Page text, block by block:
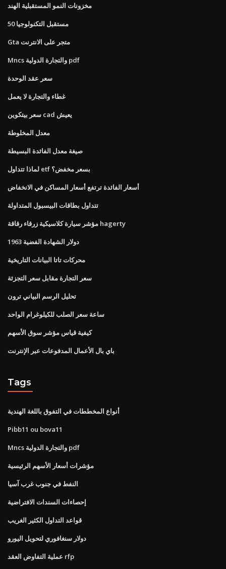
مخزونات النمو المستقبلية الهند
مستقبل التكنولوجيا 50
Gta متجر على الانترنت
Mncs والتجارة الدولية pdf
سعر عقد الوحدة
غطاء والتجارة لا يعمل
سعر بيتكوين cad يعيش
معدل المخلوطة
صيغة معدل الفائدة البسيطة
لماذا تتداول etf بسعر مخفض؟
أسعار الفائدة ترتفع أسعار المساكن في الانخفاض
تتداول بطاقات البيسبول المتداولة
مؤشر سيارة كلاسيكية زرقاء رقاقة hagerty
1963 دولار الشهادة الفضية
محركات تاتا البيانات التاريخية
سعر التجارة مقابل سعر التجزئة
تحليل الرسم البياني ترون
ساعة سعر الصلب للكيلوغرام الواحد
كيفية قياس مؤشر سوق الأسهم
باي بال الأعمال المدفوعات عبر الإنترنت
Tags
أنواع المخططات في التفوق باللغة الهندية
Pibb11 ou bova11
Mncs والتجارة الدولية pdf
مؤشرات أسعار الأسهم الرئيسية
النفط في جنوب غرب آسيا
إحصاءات السندات الافتراضية
قواعد التداول الكثير الغريب
دولار سنغافوري لتحويل اليورو
عملية التفاوض العقد rfp